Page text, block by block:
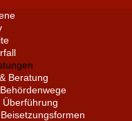
Beratung
Überführung